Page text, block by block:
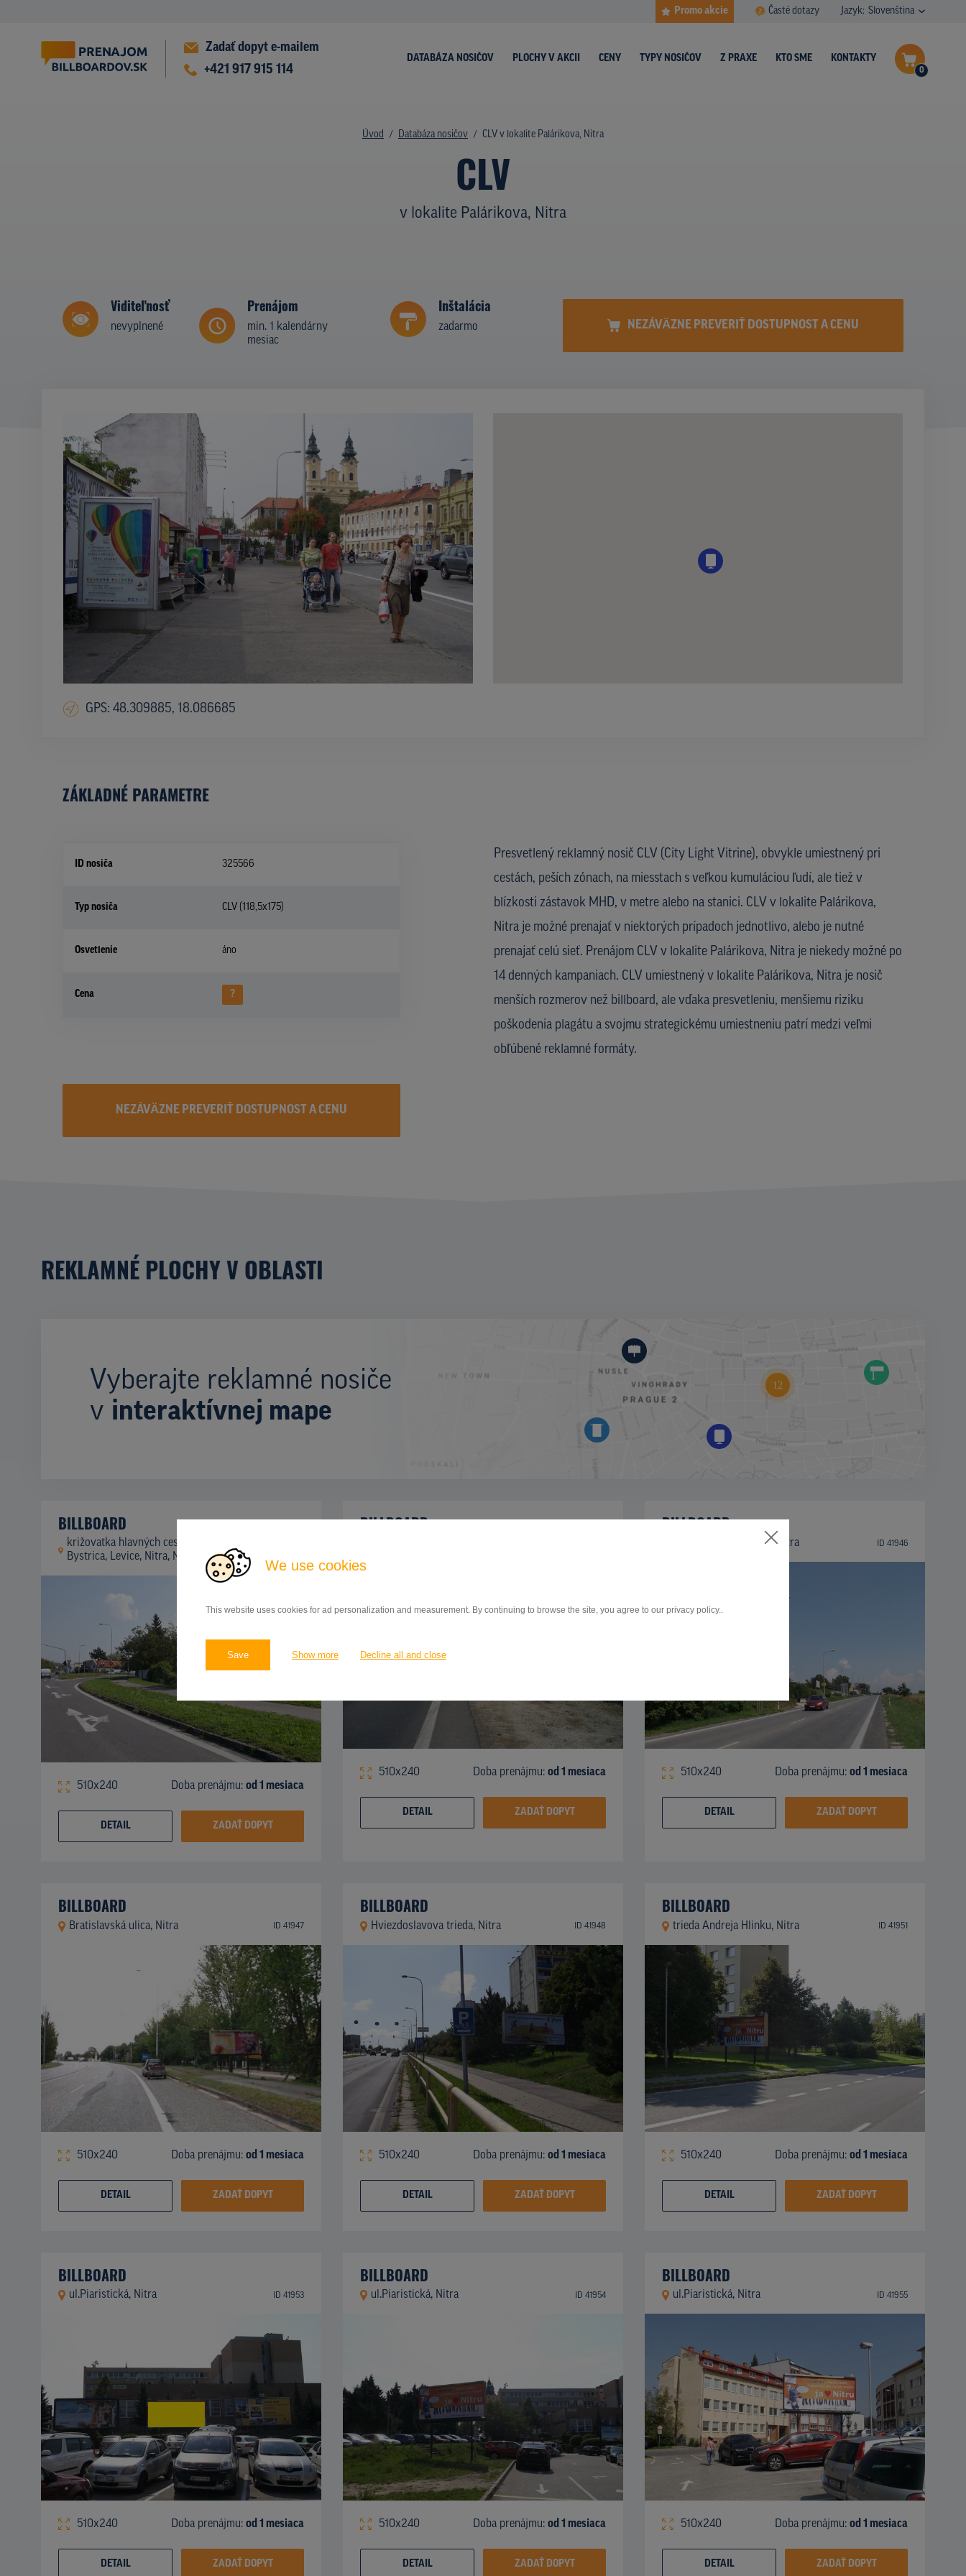
We use cookies
This website uses cookies for ad personalization and measurement. By continuing to browse the site, you agree to our privacy policy..
Save Show more Decline all and close
Promo akcie Časté dotazy Jazyk: Slovenština
Zadať dopyt e-mailem
+421 917 915 114
0
DATABÁZA NOSIČOV PLOCHY V AKCII CENY TYPY NOSIČOV Z PRAXE KTO SME KONTAKTY
Úvod Databáza nosičov CLV v lokalite Palárikova, Nitra
CLV
v lokalite Palárikova, Nitra
Viditeľnosť
nevyplnené
Prenájom
min. 1 kalendárny
mesiac
Inštalácia
zadarmo NEZÁVÄZNE PREVERIŤ DOSTUPNOST A CENU
GPS: 48.309885, 18.086685
ZÁKLADNÉ PARAMETRE
ID nosiča 325566
Typ nosiča CLV (118,5x175)
Osvetlenie áno
Cena ?
Presvetlený reklamný nosič CLV (City Light Vitrine), obvykle umiestnený pri
cestách, peších zónach, na miesstach s veľkou kumuláciou ľudí, ale tiež v
blízkosti zástavok MHD, v metre alebo na stanici. CLV v lokalite Palárikova,
Nitra je možné prenajať v niektorých prípadoch jednotlivo, alebo je nutné
prenajať celú sieť. Prenájom CLV v lokalite Palárikova, Nitra je niekedy možné po
14 denných kampaniach. CLV umiestnený v lokalite Palárikova, Nitra je nosič
menších rozmerov než billboard, ale vďaka presvetleniu, menšiemu riziku
poškodenia plagátu a svojmu strategickému umiestneniu patrí medzi veľmi
obľúbené reklamné formáty.
NEZÁVÄZNE PREVERIŤ DOSTUPNOST A CENU
REKLAMNÉ PLOCHY V OBLASTI
Vyberajte reklamné nosiče
v interaktívnej mape
BILLBOARD
križovatka hlavných cestných ťahov Banská
Bystrica, Levice, Nitra, Nitra
510x240 Doba prenájmu: od 1 mesiaca
DETAIL ZADAŤ DOPYT
BILLBOARD
510x240 Doba prenájmu: od 1 mesiaca
DETAIL ZADAŤ DOPYT
BILLBOARD
Zlatomoravecká ulica, Nitra ID 41946
510x240 Doba prenájmu: od 1 mesiaca
DETAIL ZADAŤ DOPYT
BILLBOARD
Bratislavská ulica, Nitra ID 41947
510x240 Doba prenájmu: od 1 mesiaca
DETAIL ZADAŤ DOPYT
BILLBOARD
Hviezdoslavova trieda, Nitra ID 41948
510x240 Doba prenájmu: od 1 mesiaca
DETAIL ZADAŤ DOPYT
BILLBOARD
trieda Andreja Hlinku, Nitra ID 41951
510x240 Doba prenájmu: od 1 mesiaca
DETAIL ZADAŤ DOPYT
BILLBOARD
ul.Piaristická, Nitra ID 41953
510x240 Doba prenájmu: od 1 mesiaca
DETAIL ZADAŤ DOPYT
BILLBOARD
ul.Piaristická, Nitra ID 41954
510x240 Doba prenájmu: od 1 mesiaca
DETAIL ZADAŤ DOPYT
BILLBOARD
ul.Piaristická, Nitra ID 41955
510x240 Doba prenájmu: od 1 mesiaca
DETAIL ZADAŤ DOPYT